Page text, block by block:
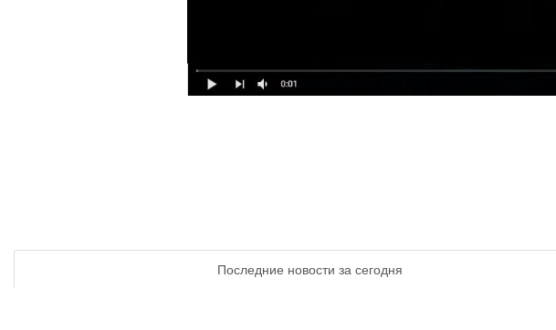
Последние новости за сегодня